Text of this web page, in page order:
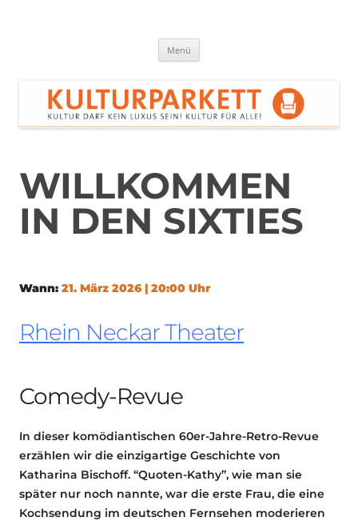
Menü
WILLKOMMEN
IN DEN SIXTIES
Wann: 21. März 2026 | 20:00 Uhr
Rhein Neckar Theater
Comedy-Revue
In dieser komödiantischen 60er-Jahre-Retro-Revue
erzählen wir die einzigartige Geschichte von
Katharina Bischoff. “Quoten-Kathy”, wie man sie
später nur noch nannte, war die erste Frau, die eine
Kochsendung im deutschen Fernsehen moderieren